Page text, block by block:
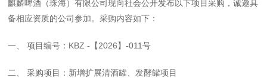
麒麟啤酒（珠海）有限公司现向社会公开发布以下项目采购，诚邀具
备相应资质的公司参加。采购内容如下：
一、 项目编号：KBZ -【2026】-011号
二、 采购项目：新增扩展清酒罐、发酵罐项目